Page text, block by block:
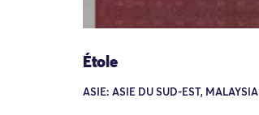
Étole
ASIE: ASIE DU SUD-EST, MALAYSIA